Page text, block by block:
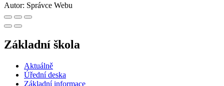
Autor: Správce Webu
Základní škola
Aktuálně
Úřední deska
Základní informace